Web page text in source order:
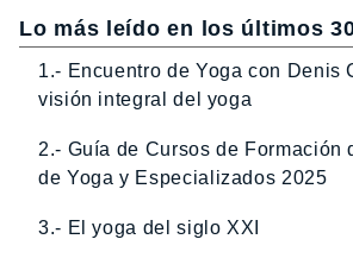
Lo más leído en los últimos
1.- Encuentro de Yoga con Denis
visión integral del yoga
2.- Guía de Cursos de Formación
de Yoga y Especializados 2025
3.- El yoga del siglo XXI